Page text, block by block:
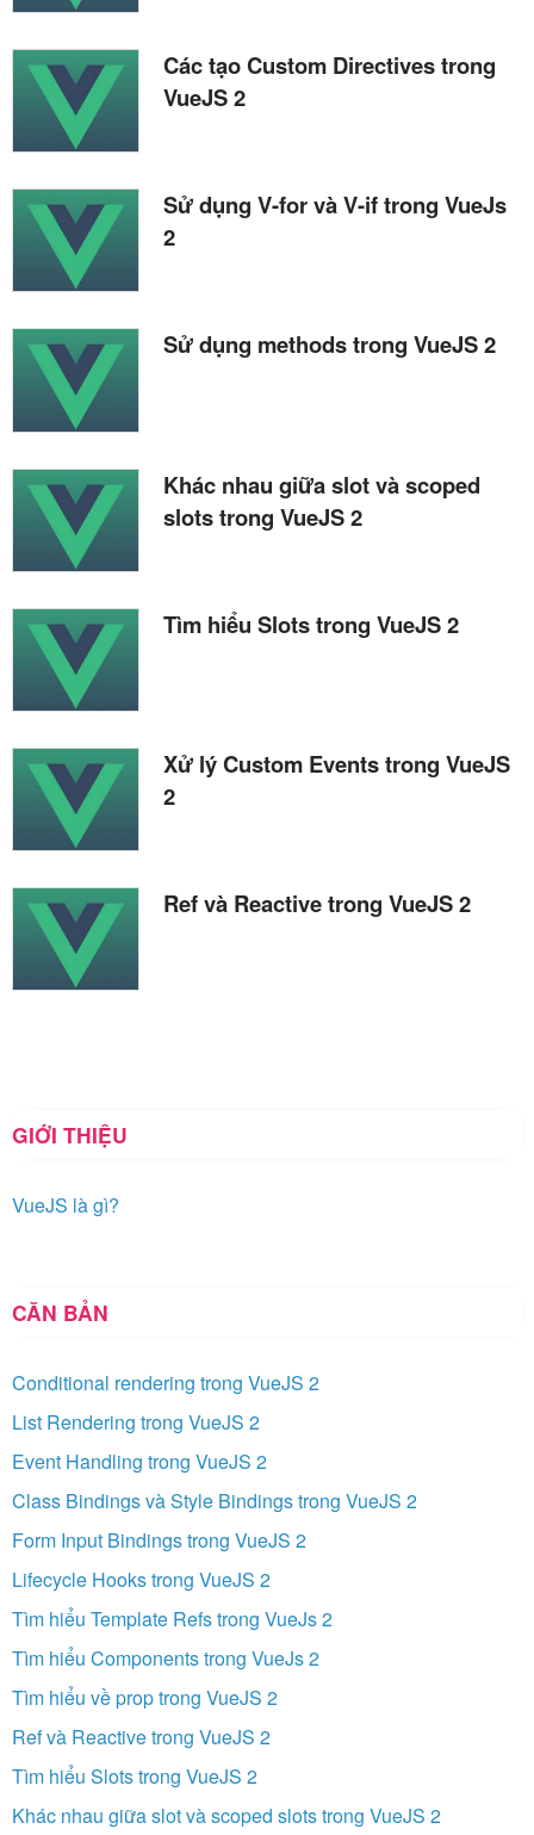
Các tạo Custom Directives trong
VueJS 2
Sử dụng V-for và V-if trong VueJs
2
Sử dụng methods trong VueJS 2
Khác nhau giữa slot và scoped
slots trong VueJS 2
Tìm hiểu Slots trong VueJS 2
Xử lý Custom Events trong VueJS
2
Ref và Reactive trong VueJS 2
GIỚI THIỆU
VueJS là gì?
CĂN BẢN
Conditional rendering trong VueJS 2
List Rendering trong VueJS 2
Event Handling trong VueJS 2
Class Bindings và Style Bindings trong VueJS 2
Form Input Bindings trong VueJS 2
Lifecycle Hooks trong VueJS 2
Tìm hiểu Template Refs trong VueJs 2
Tìm hiểu Components trong VueJs 2
Tìm hiểu về prop trong VueJS 2
Ref và Reactive trong VueJS 2
Tìm hiểu Slots trong VueJS 2
Khác nhau giữa slot và scoped slots trong VueJS 2